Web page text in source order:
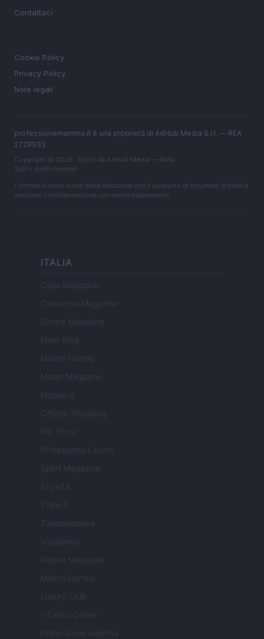
Contattaci
Cookie Policy
Privacy Policy
Note legali
professionemamma.it è una proprietà di AdHub Media S.r.l. — REA
2729933
Copyright © 2026 · Edito da AdHub Media — Italia
Tutti i diritti riservati
I contenuti sono curati dalla redazione con il supporto di strumenti digitali e
realizzati in collaborazione con autori indipendenti.
ITALIA
Casa Magazine
Cineverse Magazine
Donne Magazine
Food Blog
Milano Notizie
Motor Magazine
Notizie.it
Offerte Shopping
Pet Story
Professione Lavoro
Sport Magazine
Style24
Think.it
Tuobenessere
Viaggiamo
Nonne Magazine
Milano Cortina
Luxury Club
Il Calcio Online
Professione mamma